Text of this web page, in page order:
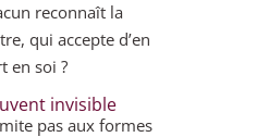
reconnaît la
qui accepte d’en
en soi ?
invisible
pas aux formes